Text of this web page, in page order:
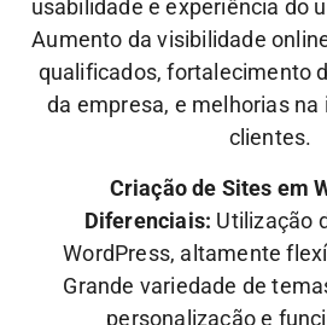
usabilidade e experiência do
Aumento da visibilidade
qualificados, fortalecimento
da empresa, e melhorias
clientes.
Criação de Sites em
Diferenciais: Utilização
WordPress, altamente
Grande variedade de
personalização e